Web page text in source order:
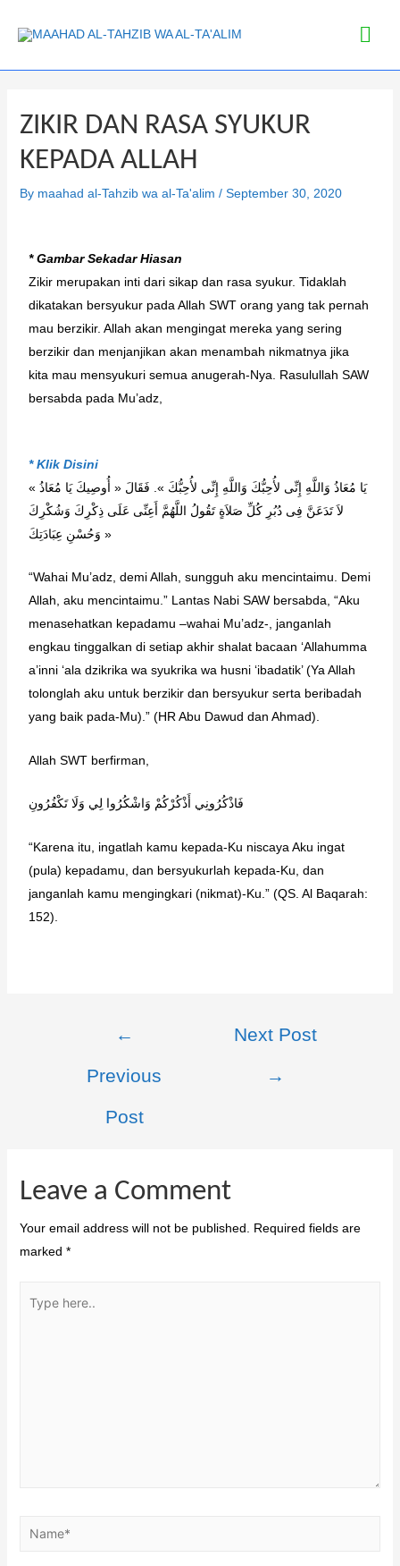
ZIKIR DAN RASA SYUKUR
KEPADA ALLAH
By maahad al-Tahzib wa al-Ta'alim / September 30, 2020
* Gambar Sekadar Hiasan
Zikir merupakan inti dari sikap dan rasa syukur. Tidaklah
dikatakan bersyukur pada Allah SWT orang yang tak pernah
mau berzikir. Allah akan mengingat mereka yang sering
berzikir dan menjanjikan akan menambah nikmatnya jika
kita mau mensyukuri semua anugerah-Nya. Rasulullah SAW
bersabda pada Mu’adz,
* Klik Disini
« يَا مُعَاذُ وَاللَّهِ إِنِّى لأُحِبُّكَ وَاللَّهِ إِنِّى لأُحِبُّكَ ». فَقَالَ « أُوصِيكَ يَا مُعَاذُ
لاَ تَدَعَنَّ فِى دُبُرِ كُلِّ صَلاَةٍ تَقُولُ اللَّهُمَّ أَعِنِّى عَلَى ذِكْرِكَ وَشُكْرِكَ
وَحُسْنِ عِبَادَتِكَ »
“Wahai Mu’adz, demi Allah, sungguh aku mencintaimu. Demi
Allah, aku mencintaimu.” Lantas Nabi SAW bersabda, “Aku
menasehatkan kepadamu –wahai Mu’adz-, janganlah
engkau tinggalkan di setiap akhir shalat bacaan ‘Allahumma
a’inni ‘ala dzikrika wa syukrika wa husni ‘ibadatik’ (Ya Allah
tolonglah aku untuk berzikir dan bersyukur serta beribadah
yang baik pada-Mu).” (HR Abu Dawud dan Ahmad).
Allah SWT berfirman,
فَاذْكُرُونِي أَذْكُرْكُمْ وَاشْكُرُوا لِي وَلَا تَكْفُرُونِ
“Karena itu, ingatlah kamu kepada-Ku niscaya Aku ingat
(pula) kepadamu, dan bersyukurlah kepada-Ku, dan
janganlah kamu mengingkari (nikmat)-Ku.” (QS. Al Baqarah:
152).
←
Previous
Post
Next Post
→
Leave a Comment
Your email address will not be published.
Required fields are
marked *